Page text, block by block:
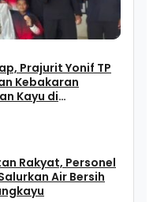
Prajurit Yonif TP
Kebakaran
Kayu di
Rakyat, Personel
Air Bersih